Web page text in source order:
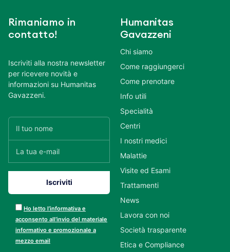
Rimaniamo in
contatto!
Iscriviti alla nostra newsletter
per ricevere novità e
informazioni su Humanitas
Gavazzeni.
Ho letto l’informativa e
acconsento all’invio del materiale
informativo e promozionale a
mezzo email
Humanitas
Gavazzeni
Chi siamo
Come raggiungerci
Come prenotare
Info utili
Specialità
Centri
I nostri medici
Malattie
Visite ed Esami
Trattamenti
News
Lavora con noi
Società trasparente
Etica e Compliance